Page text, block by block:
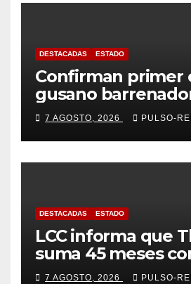
DESTACADAS ESTADO
Confirman primer
gusano
humano en
7 AGOSTO, 2026 PULSO-
DESTACADAS ESTADO
LCC informa que
suma 45 meses
tasa de delitos en
7 AGOSTO, 2026 PULSO-